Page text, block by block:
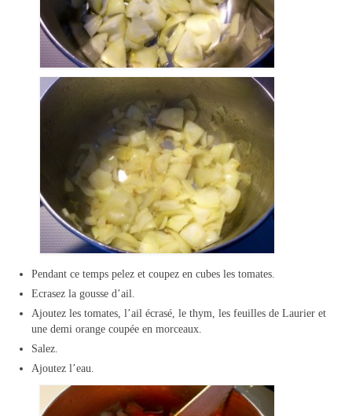
Pendant ce temps pelez et coupez en cubes les tomates.
Ecrasez la gousse d’ail.
Ajoutez les tomates, l’ail écrasé, le thym, les feuilles de Laurier et
une demi orange coupée en morceaux.
Salez.
Ajoutez l’eau.